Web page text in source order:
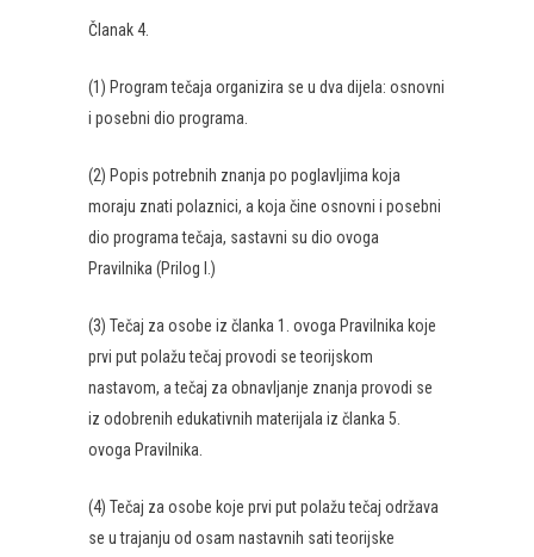
Članak 4.
(1) Program tečaja organizira se u dva dijela: osnovni
i posebni dio programa.
(2) Popis potrebnih znanja po poglavljima koja
moraju znati polaznici, a koja čine osnovni i posebni
dio programa tečaja, sastavni su dio ovoga
Pravilnika (Prilog I.)
(3) Tečaj za osobe iz članka 1. ovoga Pravilnika koje
prvi put polažu tečaj provodi se teorijskom
nastavom, a tečaj za obnavljanje znanja provodi se
iz odobrenih edukativnih materijala iz članka 5.
ovoga Pravilnika.
(4) Tečaj za osobe koje prvi put polažu tečaj održava
se u trajanju od osam nastavnih sati teorijske